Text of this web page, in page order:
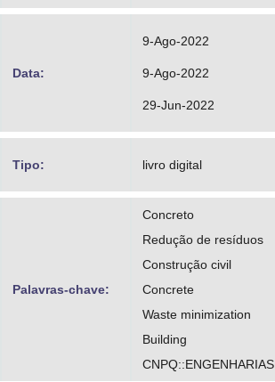
Data:
9-Ago-2022
9-Ago-2022
29-Jun-2022
Tipo: livro digital
Palavras-chave:
Concreto
Redução de resíduos
Construção civil
Concrete
Waste minimization
Building
CNPQ::ENGENHARIAS